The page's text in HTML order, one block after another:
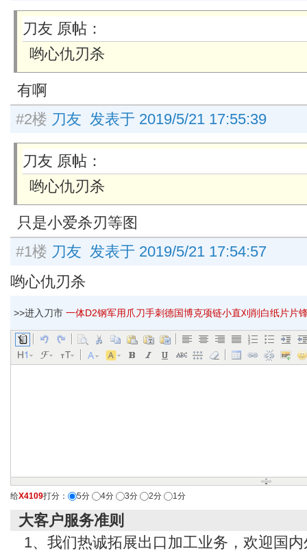
刀友 原帖：
哟心仇刃杀
有啊
#2楼 刀友 发表于 2019/5/21 17:55:39
刀友 原帖：
哟心仇刃杀
只是小爱杀刃等图
#1楼 刀友 发表于 2019/5/21 17:54:57
哟心仇刃杀
>>进入刀市 一体D2钢军用爪刀手刺德国博克项链小直刈削白纸片片
给X4109打分： 5分 4分 3分 2分 1分
大客户服务准则
1、我们热诚拓展出口加工业务，欢迎国